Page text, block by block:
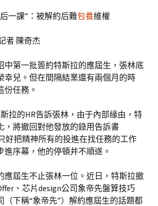
一課”：被解約后難包養維權
者 陳奇杰
中第一批簽約特斯拉的應屆生，張林底
幸兒。但在間隔結業還有兩個月的時
份任務。
拉的HR告訴張林，由于內部緣由，特
，將撤回對他發放的錄用告訴書
好把精神所有的投進在找任務的工作
進序幕，他的停頓并不順遂。
應屆生不止張林一位。近日，特斯拉撤
、芯片design公司象帝先盤算技巧
（下稱“象帝先”）解約應屆生的話題都